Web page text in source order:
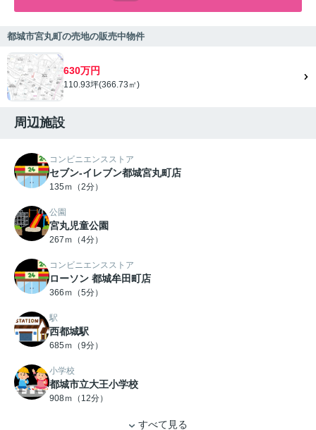
都城市宮丸町の売地の販売中物件
630万円
110.93坪(366.73㎡)
周辺施設
コンビニエンスストア
セブン-イレブン都城宮丸町店
135ｍ（2分）
公園
宮丸児童公園
267ｍ（4分）
コンビニエンスストア
ローソン 都城牟田町店
366ｍ（5分）
駅
西都城駅
685ｍ（9分）
小学校
都城市立大王小学校
908ｍ（12分）
すべて見る